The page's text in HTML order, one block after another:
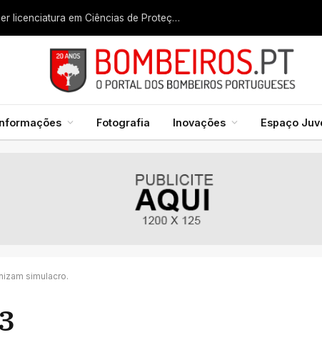
Liga dos Bombeiros quer fazer nascer licenciatura em Ciências de Proteção Civil e Bombeiros
Fotografia Inovações Espaço
simulacro.